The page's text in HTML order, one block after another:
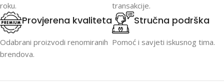
roku.
transakcije.
Provjerena kvaliteta
Odabrani proizvodi renomiranih
brendova.
Stručna podrška
Pomoć i savjeti iskusnog tima.